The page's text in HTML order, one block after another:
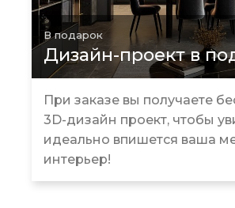
В подарок
Дизайн-проект в
При заказе вы получаете
3D-дизайн проект, чтобы
идеально впишется ваша
интерьер!